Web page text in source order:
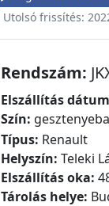
Utolsó frissítés:
Rendszám:
Elszállítás
Szín:
Típus: Renault
Helyszín: Teleki
Elszállítás oka:
Tárolás helye: